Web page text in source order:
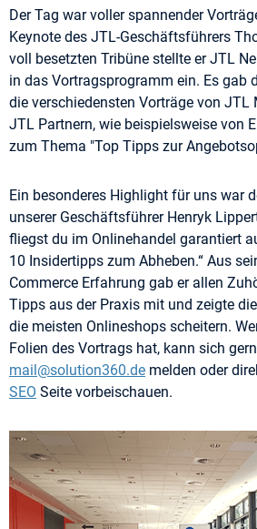
Der Tag war voller spannender
Keynote des JTL-Geschäftsführers
voll besetzten Tribüne stellte er JTL
in das Vortragsprogramm ein. Es gab
die verschiedensten Vorträge von JTL
JTL Partnern, wie beispielsweise von
zum Thema "Top Tipps zur
Ein besonderes Highlight für uns war
unserer Geschäftsführer Henryk
fliegst du im Onlinehandel garantiert
10 Insidertipps zum Abheben.“ Aus
Commerce Erfahrung gab er allen
Tipps aus der Praxis mit und zeigte
die meisten Onlineshops scheitern.
Folien des Vortrags hat, kann sich
mail@solution360.de melden oder
SEO Seite vorbeischauen.